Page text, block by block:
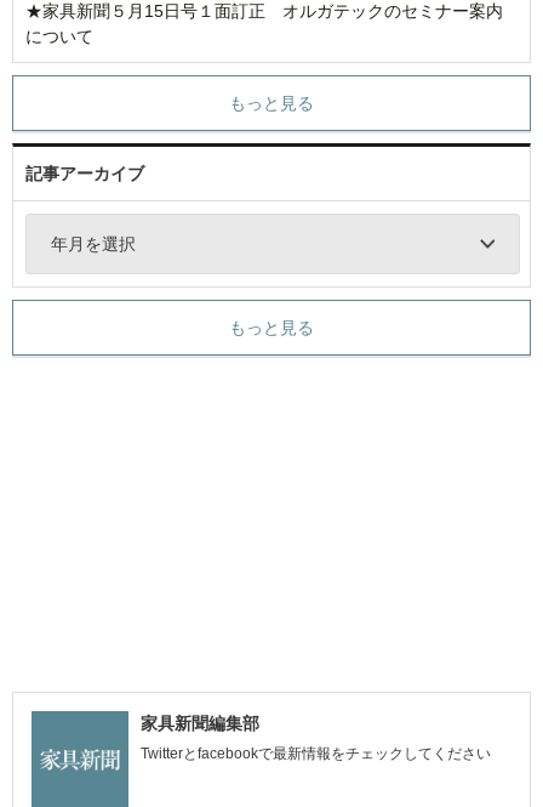
★家具新聞５月15日号１面訂正 オルガテックのセミナー案内
について
もっと見る
記事アーカイブ
年月を選択
もっと見る
家具新聞編集部
Twitterとfacebookで最新情報をチェックしてください